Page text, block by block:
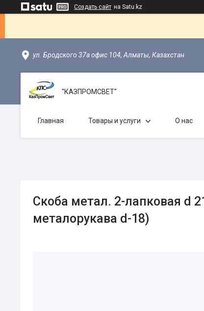
Создать сайт на Satu.kz
ул. Бродского 37а офис 104, Алматы, Казахстан
"КАЗПРОМСВЕТ"
Главная Товары и услуги О нас
Скоба метал. 2-лапковая d
металорукава d-18)